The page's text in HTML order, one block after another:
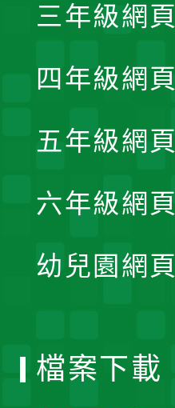
三年級網頁
四年級網頁
五年級網頁
六年級網頁
幼兒園網頁
檔案下載